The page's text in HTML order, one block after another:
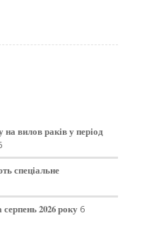
вилов раків у період
спеціальне
2026 року 6